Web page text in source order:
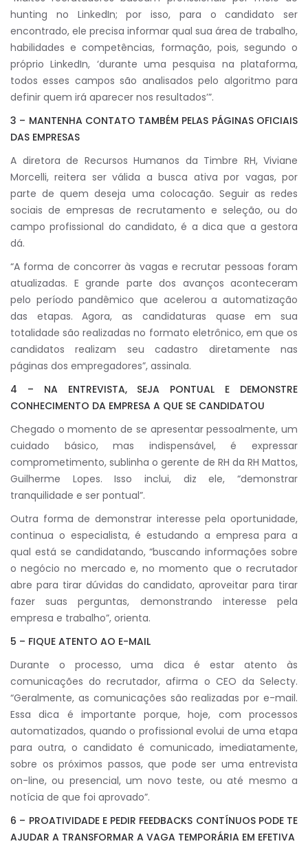
hunting no LinkedIn; por isso, para o candidato ser
encontrado, ele precisa informar qual sua área de trabalho,
habilidades e competências, formação, pois, segundo o
próprio LinkedIn, ‘durante uma pesquisa na plataforma,
todos esses campos são analisados pelo algoritmo para
definir quem irá aparecer nos resultados’”.
3 – MANTENHA CONTATO TAMBÉM PELAS PÁGINAS OFICIAIS
DAS EMPRESAS
A diretora de Recursos Humanos da Timbre RH, Viviane
Morcelli, reitera ser válida a busca ativa por vagas, por
parte de quem deseja uma colocação. Seguir as redes
sociais de empresas de recrutamento e seleção, ou do
campo profissional do candidato, é a dica que a gestora
dá.
“A forma de concorrer às vagas e recrutar pessoas foram
atualizadas. E grande parte dos avanços aconteceram
pelo período pandêmico que acelerou a automatização
das etapas. Agora, as candidaturas quase em sua
totalidade são realizadas no formato eletrônico, em que os
candidatos realizam seu cadastro diretamente nas
páginas dos empregadores”, assinala.
4 – NA ENTREVISTA, SEJA PONTUAL E DEMONSTRE
CONHECIMENTO DA EMPRESA A QUE SE CANDIDATOU
Chegado o momento de se apresentar pessoalmente, um
cuidado básico, mas indispensável, é expressar
comprometimento, sublinha o gerente de RH da RH Mattos,
Guilherme Lopes. Isso inclui, diz ele, “demonstrar
tranquilidade e ser pontual”.
Outra forma de demonstrar interesse pela oportunidade,
continua o especialista, é estudando a empresa para a
qual está se candidatando, “buscando informações sobre
o negócio no mercado e, no momento que o recrutador
abre para tirar dúvidas do candidato, aproveitar para tirar
fazer suas perguntas, demonstrando interesse pela
empresa e trabalho”, orienta.
5 – FIQUE ATENTO AO E-MAIL
Durante o processo, uma dica é estar atento às
comunicações do recrutador, afirma o CEO da Selecty.
“Geralmente, as comunicações são realizadas por e-mail.
Essa dica é importante porque, hoje, com processos
automatizados, quando o profissional evolui de uma etapa
para outra, o candidato é comunicado, imediatamente,
sobre os próximos passos, que pode ser uma entrevista
on-line, ou presencial, um novo teste, ou até mesmo a
notícia de que foi aprovado”.
6 – PROATIVIDADE E PEDIR FEEDBACKS CONTÍNUOS PODE TE
AJUDAR A TRANSFORMAR A VAGA TEMPORÁRIA EM EFETIVA